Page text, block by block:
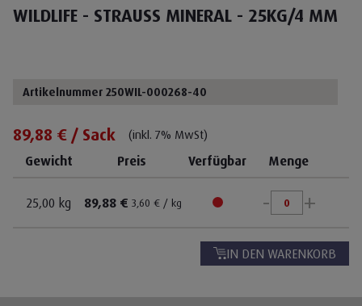
WILDLIFE - STRAUSS MINERAL - 25KG/4 MM
Artikelnummer 250WIL-000268-40
89,88 € / Sack (inkl. 7% MwSt)
Gewicht Preis Verfügbar Menge
25,00 kg 89,88 € 3,60 € / kg - +
IN DEN WARENKORB